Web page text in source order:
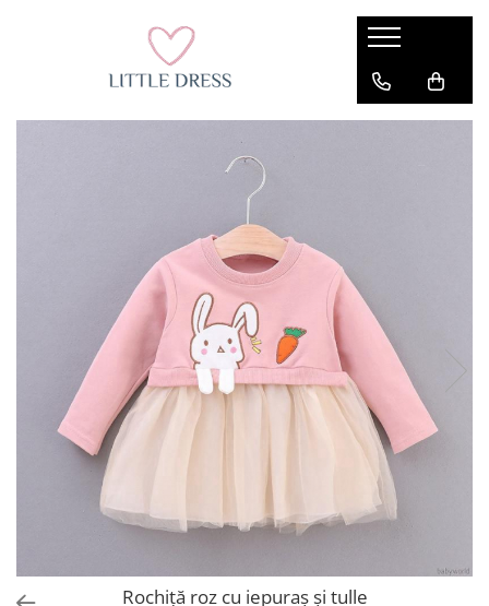
Rochiță roz cu iepuraș și tulle